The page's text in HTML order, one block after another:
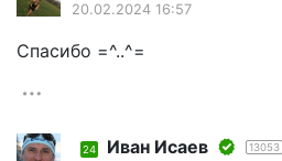
20.02.2024 16:57
Спасибо =^..^=
24 Иван Исаев 13053